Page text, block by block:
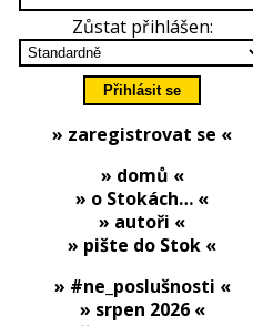
Zůstat přihlášen:
» zaregistrovat se «
» domů «
» o Stokách… «
» autoři «
» pište do Stok «
» #ne_poslušnosti «
» srpen 2026 «